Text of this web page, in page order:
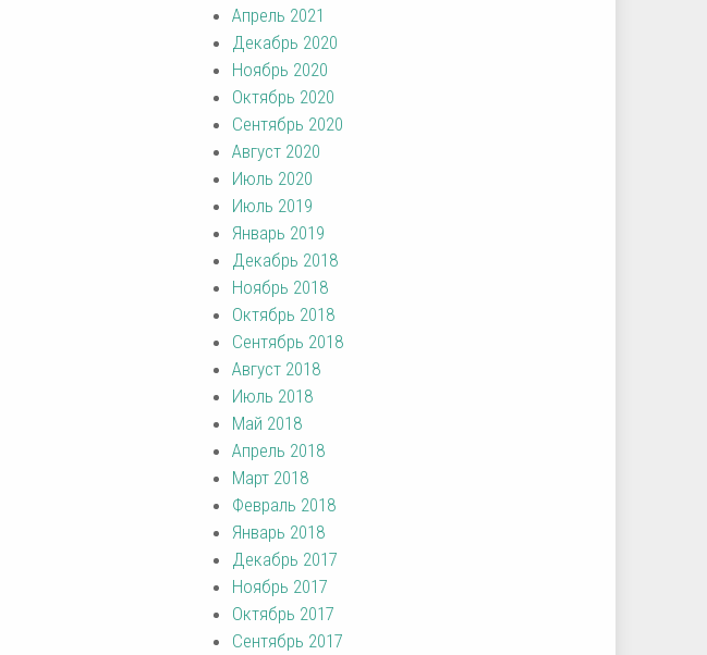
Апрель 2021
Декабрь 2020
Ноябрь 2020
Октябрь 2020
Сентябрь 2020
Август 2020
Июль 2020
Июль 2019
Январь 2019
Декабрь 2018
Ноябрь 2018
Октябрь 2018
Сентябрь 2018
Август 2018
Июль 2018
Май 2018
Апрель 2018
Март 2018
Февраль 2018
Январь 2018
Декабрь 2017
Ноябрь 2017
Октябрь 2017
Сентябрь 2017